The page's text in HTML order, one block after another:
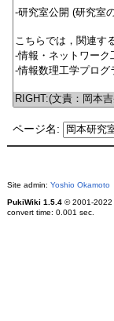
ページ名:
Site admin: Yoshio Okamoto
PukiWiki 1.5.4© 2001-2022
convert time: 0.001 sec.